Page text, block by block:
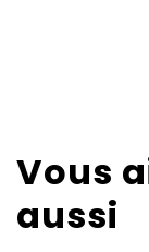
Vous
aussi